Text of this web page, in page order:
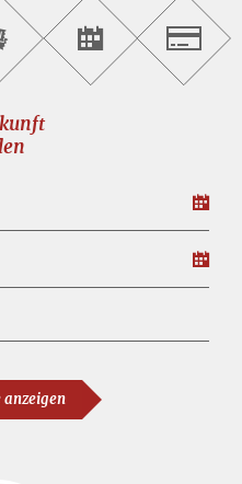
online<br>kaufen
Events<br>finden
anzeigen